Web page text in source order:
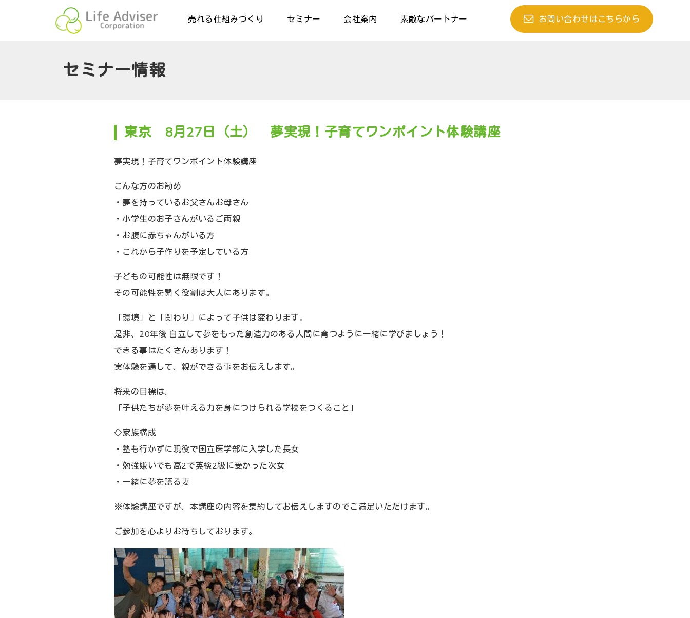
売れる仕組みづくり セミナー 会社案内 素敵なパートナー お問い合わせはこちらから
セミナー情報
東京 8月27日（土） 夢実現！子育てワンポイント体験講座
夢実現！子育てワンポイント体験講座
こんな方のお勧め
・夢を持っているお父さんお母さん
・小学生のお子さんがいるご両親
・お腹に赤ちゃんがいる方
・これから子作りを予定している方
子どもの可能性は無限です！
その可能性を開く役割は大人にあります。
「環境」と「関わり」によって子供は変わります。
是非、20年後 自立して夢をもった創造力のある人間に育つように一緒に学びましょう！
できる事はたくさんあります！
実体験を通して、親ができる事をお伝えします。
将来の目標は、
「子供たちが夢を叶える力を身につけられる学校をつくること」
◇家族構成
・塾も行かずに現役で国立医学部に入学した長女
・勉強嫌いでも高2で英検2級に受かった次女
・一緒に夢を語る妻
※体験講座ですが、本講座の内容を集約してお伝えしますのでご満足いただけます。
ご参加を心よりお待ちしております。